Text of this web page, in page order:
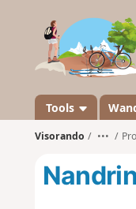
Tools
Visorando •••